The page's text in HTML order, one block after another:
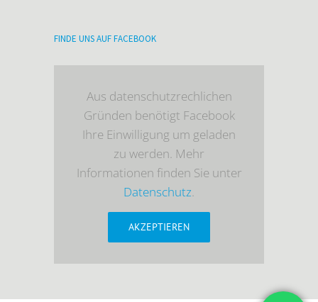
FINDE UNS AUF FACEBOOK
Aus datenschutzrechlichen
Gründen benötigt Facebook
Ihre Einwilligung um geladen
zu werden. Mehr
Informationen finden Sie unter
Datenschutz.
AKZEPTIEREN